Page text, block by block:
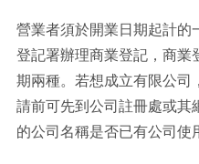
營業者須於開業日期起計的
登記署辦理商業登記，商業
期兩種。若想成立有限公司
請前可先到公司註冊處或其
的公司名稱是否已有公司使